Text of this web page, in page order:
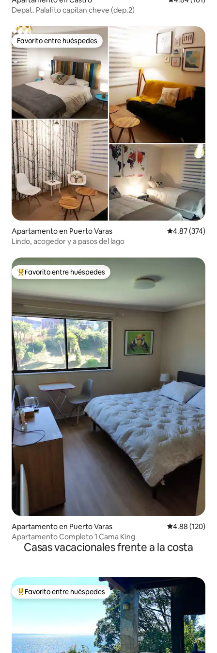
Depat. Palafito capitan cheve (dep.2)
Favorito entre huéspedes
Favorito entre huéspedes
Apartamento en Puerto Varas Calificación
4.87 (374)
Lindo, acogedor y a pasos del lago
Favorito entre huéspedes preferido
Favorito entre huéspedes
Apartamento en Puerto Varas Calificación
4.88 (120)
Apartamento Completo 1 Cama King
Casas vacacionales frente a la costa
Favorito entre huéspedes preferido
Favorito entre huéspedes